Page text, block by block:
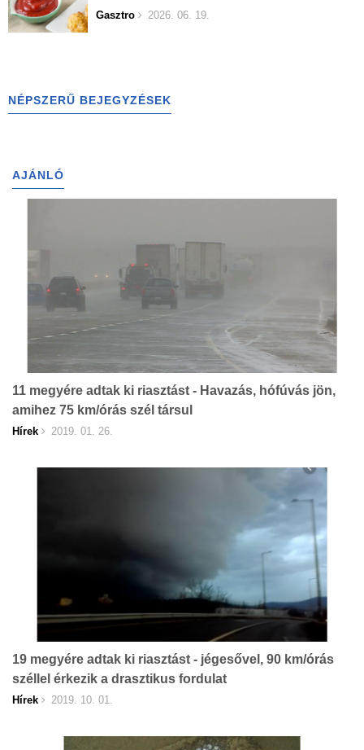
Gasztro
2026. 06. 19.
NÉPSZERŰ BEJEGYZÉSEK
AJÁNLÓ
11 megyére adtak ki riasztást - Havazás, hófúvás jön,
amihez 75 km/órás szél társul
Hírek 2019. 01. 26.
19 megyére adtak ki riasztást - jégesővel, 90 km/órás
széllel érkezik a drasztikus fordulat
Hírek 2019. 10. 01.